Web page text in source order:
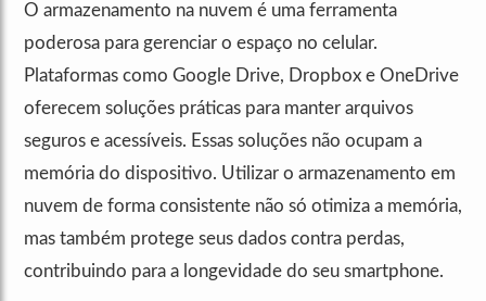
O armazenamento na nuvem é uma ferramenta
poderosa para gerenciar o espaço no celular.
Plataformas como Google Drive, Dropbox e OneDrive
oferecem soluções práticas para manter arquivos
seguros e acessíveis. Essas soluções não ocupam a
memória do dispositivo. Utilizar o armazenamento em
nuvem de forma consistente não só otimiza a memória,
mas também protege seus dados contra perdas,
contribuindo para a longevidade do seu smartphone.